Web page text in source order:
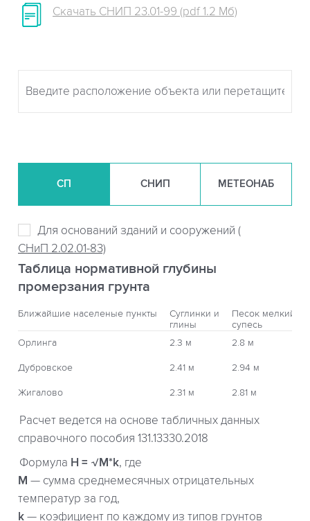
Скачать СНИП 23.01-99 (pdf 1.2 Мб)
СП СНИП МЕТЕОНАБ
Для оснований зданий и сооружений (
СНиП 2.02.01-83)
Таблица нормативной глубины
промерзания грунта
Ближайшие населеные пункты
Суглинки и
глины
Песок мелкий,
супесь
Орлинга
2.3 м 2.8 м
Дубровское 2.41 м 2.94 м
Жигалово 2.31 м 2.81 м
Расчет ведется на основе табличных данных
справочного пособия 131.13330.2018
Формула H = √M*k, где
М — сумма среднемесячных отрицательных
температур за год,
k — коэфициент по каждому из типов грунтов